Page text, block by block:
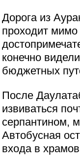
Дорога из
проходит
конечно
бюджетных
После
извиваться
серпантином,
Автобусная
входа в